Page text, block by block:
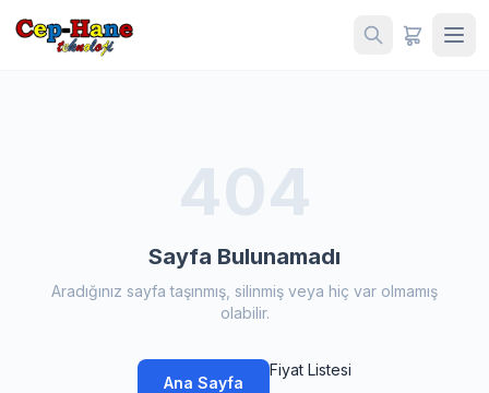
404
Sayfa Bulunamadı
Aradığınız sayfa taşınmış, silinmiş veya hiç var olmamış
olabilir.
Ana Sayfa
Fiyat Listesi